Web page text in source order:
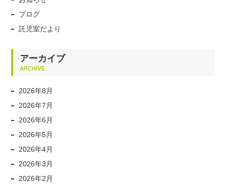
ブログ
託児室だより
アーカイブ
ARCHIVE
2026年8月
2026年7月
2026年6月
2026年5月
2026年4月
2026年3月
2026年2月